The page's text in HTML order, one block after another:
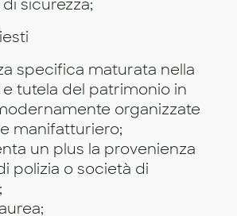
sicurezza;
specifica maturata nella
tutela del patrimonio in
organizzate
manifatturiero;
un plus la provenienza
polizia o società di